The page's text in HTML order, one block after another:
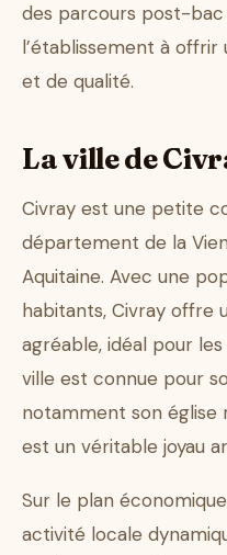
des parcours post-
l’établissement à
et de qualité.
La ville de
Civray est une petite
département de la
Aquitaine. Avec une
habitants, Civray offre
agréable, idéal pour
ville est connue pour
notamment son église
est un véritable joyau
Sur le plan
activité locale